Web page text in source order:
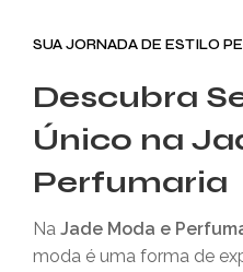
SUA JORNADA DE ESTILO
Descubra
Único na
Perfumaria
Na Jade Moda e
moda é uma forma de